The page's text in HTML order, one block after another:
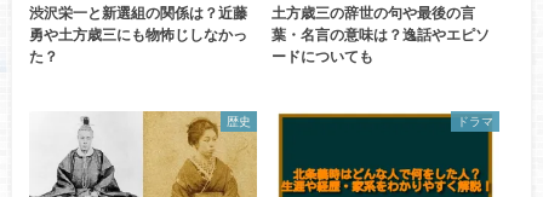
渋沢栄一と新選組の関係は？近藤
勇や土方歳三にも物怖じしなかっ
た？
土方歳三の辞世の句や最後の言
葉・名言の意味は？逸話やエピソ
ードについても
歴史 ドラマ